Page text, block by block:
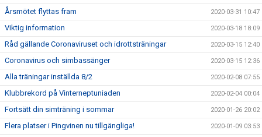
Årsmötet flyttas fram 2020-03-31 10:47
Viktig information 2020-03-18 18:09
Råd gällande Coronaviruset och idrottsträningar 2020-03-15 12:40
Coronavirus och simbassänger 2020-03-15 12:36
Alla träningar inställda 8/2 2020-02-08 07:55
Klubbrekord på Vinterneptuniaden 2020-02-04 00:04
Fortsätt din simträning i sommar 2020-01-26 20:02
Flera platser i Pingvinen nu tillgängliga! 2020-01-09 03:53